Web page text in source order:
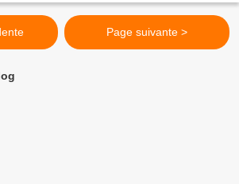
Page suivante >